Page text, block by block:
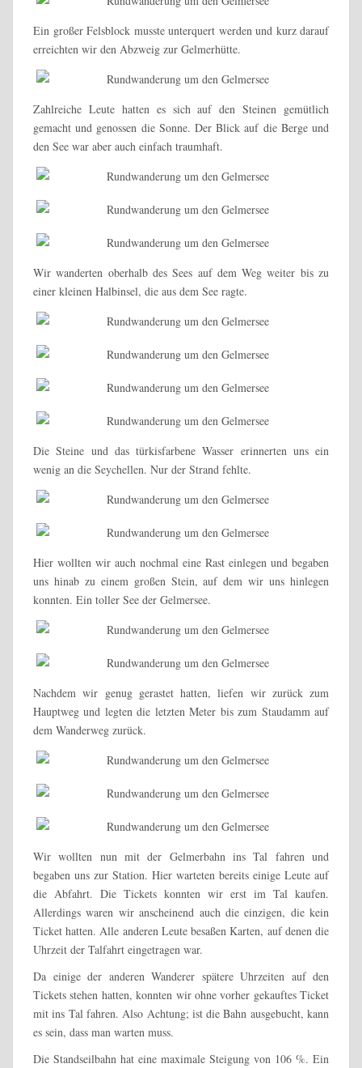
Ein großer Felsblock musste unterquert werden und kurz darauf
erreichten wir den Abzweig zur Gelmerhütte.
Zahlreiche Leute hatten es sich auf den Steinen gemütlich
gemacht und genossen die Sonne. Der Blick auf die Berge und
den See war aber auch einfach traumhaft.
Wir wanderten oberhalb des Sees auf dem Weg weiter bis zu
einer kleinen Halbinsel, die aus dem See ragte.
Die Steine und das türkisfarbene Wasser erinnerten uns ein
wenig an die Seychellen. Nur der Strand fehlte.
Hier wollten wir auch nochmal eine Rast einlegen und begaben
uns hinab zu einem großen Stein, auf dem wir uns hinlegen
konnten. Ein toller See der Gelmersee.
Nachdem wir genug gerastet hatten, liefen wir zurück zum
Hauptweg und legten die letzten Meter bis zum Staudamm auf
dem Wanderweg zurück.
Wir wollten nun mit der Gelmerbahn ins Tal fahren und
begaben uns zur Station. Hier warteten bereits einige Leute auf
die Abfahrt. Die Tickets konnten wir erst im Tal kaufen.
Allerdings waren wir anscheinend auch die einzigen, die kein
Ticket hatten. Alle anderen Leute besaßen Karten, auf denen die
Uhrzeit der Talfahrt eingetragen war.
Da einige der anderen Wanderer spätere Uhrzeiten auf den
Tickets stehen hatten, konnten wir ohne vorher gekauftes Ticket
mit ins Tal fahren. Also Achtung; ist die Bahn ausgebucht, kann
es sein, dass man warten muss.
Die Standseilbahn hat eine maximale Steigung von 106 %. Ein